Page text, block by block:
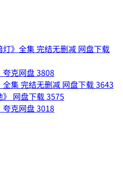
灯》全集 完结无删减 网盘下载
夸克网盘3808
全集 完结无删减 网盘下载3643
》 网盘下载3575
夸克网盘3018